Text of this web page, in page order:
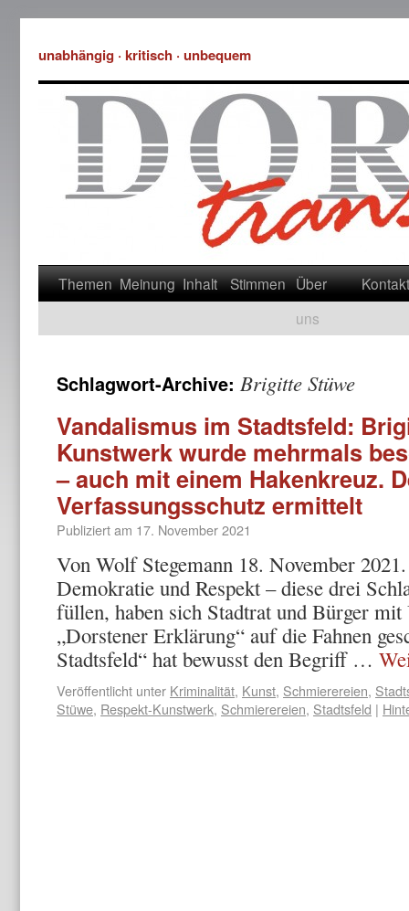
unabhängig · kritisch · unbequem
Themen Meinung Inhalt Stimmen Über
uns
Kontakt
Schlagwort-Archive: Brigitte Stüwe
Vandalismus im Stadtsfeld:
Kunstwerk wurde mehrmals
– auch mit einem Hakenkreuz.
Verfassungsschutz ermittelt
Publiziert am 17. November 2021
Von Wolf Stegemann 18. November
Demokratie und Respekt – diese drei
füllen, haben sich Stadtrat und Bürger
„Dorstener Erklärung“ auf die Fahnen
Stadtsfeld“ hat bewusst den Begriff …
Veröffentlicht unter Kriminalität, Kunst, Schmierereien,
Stüwe, Respekt-Kunstwerk, Schmierereien, Stadtsfeld |